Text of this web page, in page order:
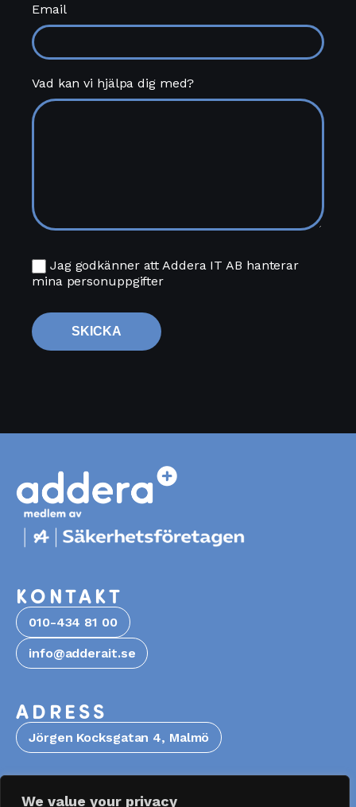
We value your privacy
Email
Vad kan vi hjälpa dig med?
Jag godkänner att Addera IT AB hanterar
mina personuppgifter
KONTAKT
010-434 81 00
info@adderait.se
ADRESS
Jörgen Kocksgatan 4, Malmö
FÖLJ OSS